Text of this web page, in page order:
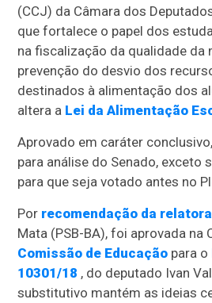
(CCJ) da Câmara dos
que fortalece o papel dos
na fiscalização da qualidade da
prevenção do desvio dos
destinados à alimentação dos
altera a Lei da Alimentação
Aprovado em caráter conclusivo
para análise do Senado, exceto
para que seja votado antes no
Por recomendação da relatora
Mata (PSB-BA), foi aprovada na
Comissão de Educação para o
10301/18 , do deputado Ivan
substitutivo mantém as ideias